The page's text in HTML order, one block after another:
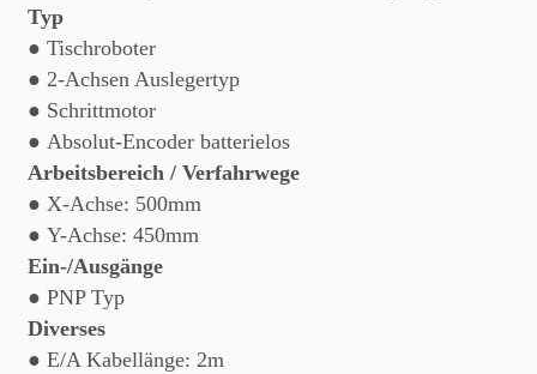
Typ
● Tischroboter
● 2-Achsen Auslegertyp
● Schrittmotor
● Absolut-Encoder batterielos
Arbeitsbereich / Verfahrwege
● X-Achse: 500mm
● Y-Achse: 450mm
Ein-/Ausgänge
● PNP Typ
Diverses
● E/A Kabellänge: 2m